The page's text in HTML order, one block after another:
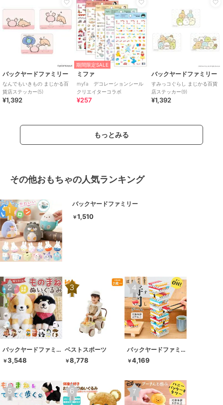
バックヤードファミリー
なんでもいきもの まじかる百
貨店ステッカー(5)
¥1,392
期間限定SALE
ミファ
myfa デコレーションシール
クリエイターコラボ
¥257
バックヤードファミリー
すみっコぐらし まじかる百貨
店ステッカー(9)
¥1,392
もっとみる
その他おもちゃの人気ランキング
バックヤードファミリー
￥1,510
バックヤードファミリー
￥3,548
ベストスポーツ
￥8,778
バックヤードファミリー
￥4,169